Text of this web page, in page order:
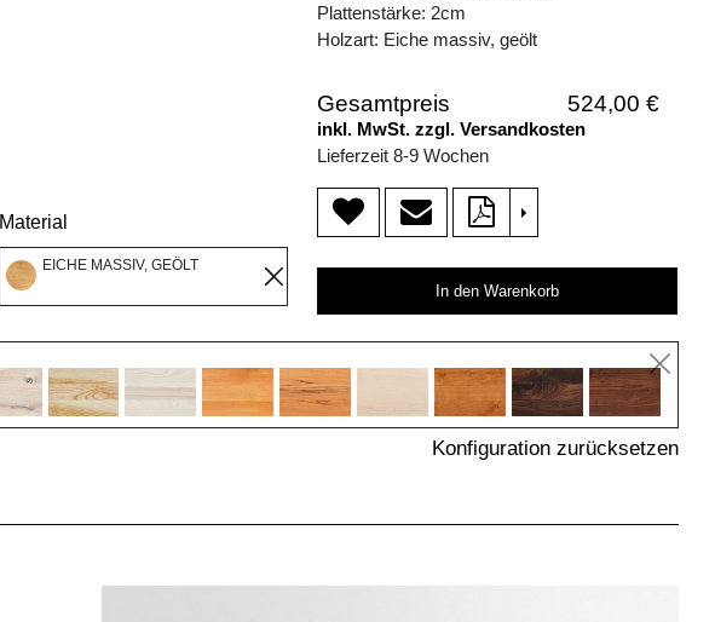
Material
EICHE MASSIV, GEÖLT
Plattenstärke: 2cm
Holzart: Eiche massiv, geölt
Gesamtpreis 524,00 €
inkl. MwSt. zzgl. Versandkosten
Lieferzeit 8-9 Wochen
>
In den Warenkorb
Konfiguration zurücksetzen